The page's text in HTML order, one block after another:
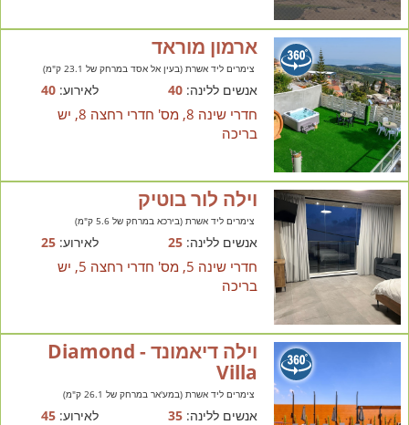
ארמון מוראד
צימרים ליד אשרת (בעין אל אסד במרחק של 23.1 ק"מ)
אנשים ללינה:40 לאירוע:40
חדרי שינה 8, מס' חדרי רחצה 8, יש
בריכה
וילה לור בוטיק
צימרים ליד אשרת (בירכא במרחק של 5.6 ק"מ)
אנשים ללינה:25 לאירוע:25
חדרי שינה 5, מס' חדרי רחצה 5, יש
בריכה
וילה דיאמונד - Diamond
Villa
צימרים ליד אשרת (במע'אר במרחק של 26.1 ק"מ)
אנשים ללינה:35 לאירוע:45